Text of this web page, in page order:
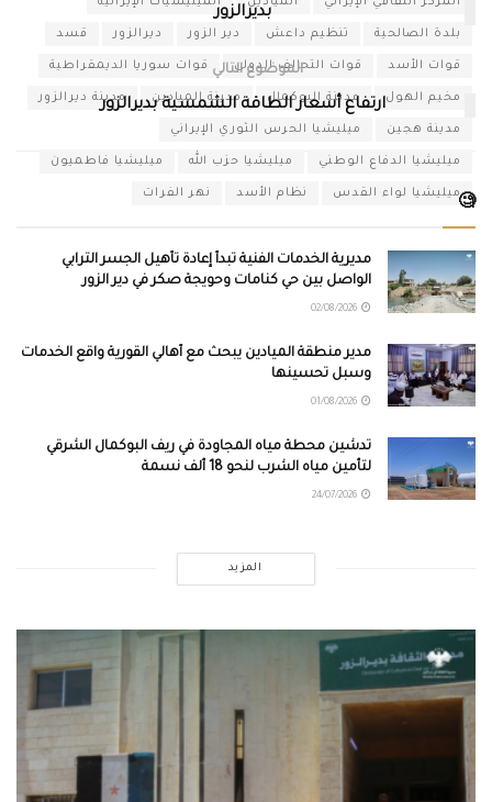
بلدة الصالحية تنظيم داعش دير الزور ديرالزور قسد
قوات الأسد قوات التحالف الدولي قوات سوريا الديمقراطية
مخيم الهول مدينة البوكمال مدينة الميادين مدينة ديرالزور
مدينة هجين ميليشيا الحرس الثوري الإيراني
ميليشيا الدفاع الوطني ميليشيا حزب الله ميليشيا فاطميون
ميليشيا لواء القدس نظام الأسد نهر الفرات
بديرالزور
الموضوع التالي
ارتفاع أسعار الطاقة الشمسية بديرالزور
🧐
مديرية الخدمات الفنية تبدأ إعادة تأهيل الجسر الترابي
الواصل بين حي كنامات وحويجة صكر في دير الزور
مدير منطقة الميادين يبحث مع أهالي القورية واقع الخدمات
وسبل تحسينها
تدشين محطة مياه المجاودة في ريف البوكمال الشرقي
لتأمين مياه الشرب لنحو 18 ألف نسمة
المزيد